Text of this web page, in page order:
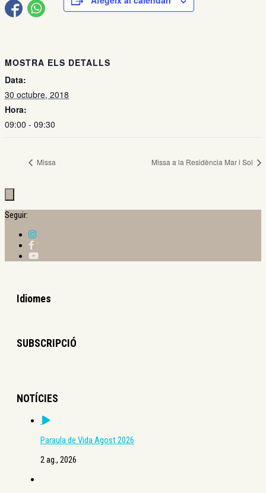
MOSTRA ELS DETALLS
Data:
30 octubre, 2018
Hora:
09:00 - 09:30
Missa Missa a la Residència Mar i Sol
Seguir:
Idiomes
SUBSCRIPCIÓ
NOTÍCIES
Paraula de Vida Agost 2026
2 ag., 2026